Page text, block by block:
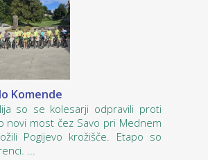
Komende
so se kolesarji odpravili proti
novi most čez Savo pri Mednem
Pogijevo krožišče. Etapo so
...